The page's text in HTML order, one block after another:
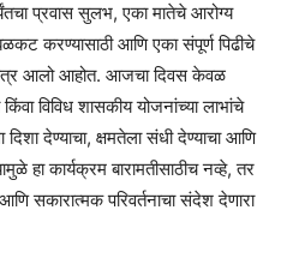
प्रवास सुलभ, एका मातेचे आरोग्य
करण्यासाठी आणि एका संपूर्ण पिढीचे
आलो आहोत. आजचा दिवस केवळ
विविध शासकीय योजनांच्या लाभांचे
देण्याचा, क्षमतेला संधी देण्याचा आणि
हा कार्यक्रम बारामतीसाठीच नव्हे, तर
सकारात्मक परिवर्तनाचा संदेश देणारा